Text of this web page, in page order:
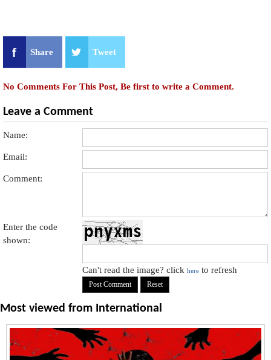
Share Tweet
No Comments For This Post, Be first to write a Comment.
Leave a Comment
Name:
Email:
Comment:
Enter the code
shown:
Can't read the image? clickhere to refresh
Most viewed from International